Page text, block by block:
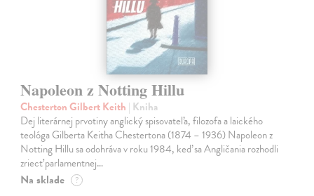
Napoleon z Notting Hillu
Chesterton Gilbert Keith | Kniha
Dej literárnej prvotiny anglický spisovateľa, filozofa a laického
teológa Gilberta Keitha Chestertona (1874 – 1936) Napoleon z
Notting Hillu sa odohráva v roku 1984, keď sa Angličania rozhodli
zriecť parlamentnej…
Na sklade ?